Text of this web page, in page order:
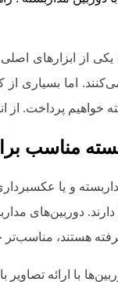
از ابزارهای
اما بسیاری از
خواهیم پرداخت. از
مناسب
و یا
هستند، مناسب‌تر